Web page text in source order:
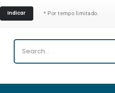
Indicar * Por tempo limitado.